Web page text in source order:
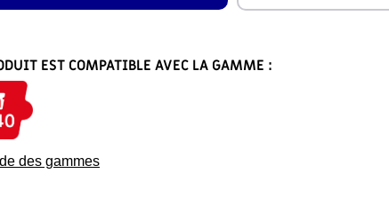
EST COMPATIBLE AVEC LA GAMME :
des gammes